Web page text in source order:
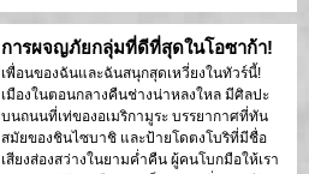
การผจญภัยกลุ่มที่ดีที่สุดในโอซาก้า!
เพื่อนของฉันและฉันสนุกสุดเหวี่ยงในทัวร์นี้!
เมืองในตอนกลางคืนช่างน่าหลงใหล มีศิลปะ
บนถนนที่เท่ของอเมริกามูระ บรรยากาศที่ทัน
สมัยของชินไซบาชิ และป้ายโดตงโบริที่มีชื่อ
เสียงส่องสว่างในยามค่ำคืน ผู้คนโบกมือให้เรา